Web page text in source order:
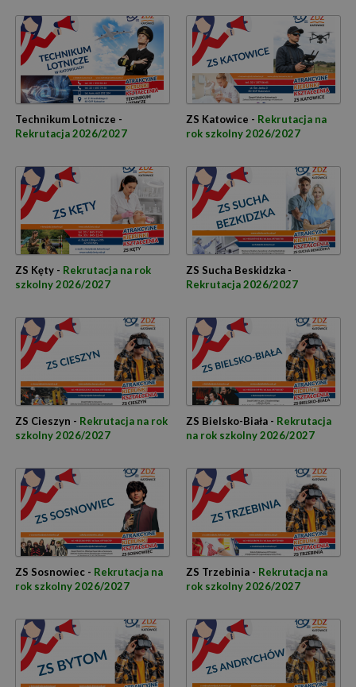
Technikum Lotnicze -
Rekrutacja 2026/2027
ZS Katowice - Rekrutacja na
rok szkolny 2026/2027
ZS Kęty - Rekrutacja na rok
szkolny 2026/2027
ZS Sucha Beskidzka -
Rekrutacja 2026/2027
ZS Cieszyn - Rekrutacja na rok
szkolny 2026/2027
ZS Bielsko-Biała - Rekrutacja
na rok szkolny 2026/2027
ZS Sosnowiec - Rekrutacja na
rok szkolny 2026/2027
ZS Trzebinia - Rekrutacja na
rok szkolny 2026/2027